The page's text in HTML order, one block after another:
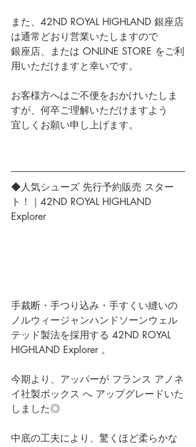
また、42ND ROYAL HIGHLAND 銀座店
は通常どおり営業いたしますので
銀座店、または ONLINE STORE をご利
用いただけますと幸いです。
お客様方へはご不便をおかけいたしま
すが、何卒ご理解いただけますよう
宜しくお願い申し上げます。
◆人気シューズ 先行予約販売 スター
ト！｜42ND ROYAL HIGHLAND
Explorer
手裁断・手つり込み・手すくい縫いの
ノルウィージャンハンドソーンウェル
テッド製法を採用する 42ND ROYAL
HIGHLAND Explorer 。
今期より、アッパーが フランス アノネ
イ社製ボックス へ アップグレードいた
しました◎
中底の工夫により、驚くほど柔らかな